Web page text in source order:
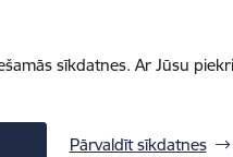
sīkdatnes. Ar Jūsu
Pārvaldīt sīkdatnes